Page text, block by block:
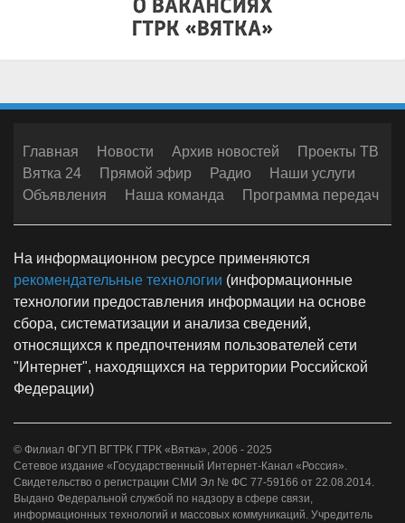
Главная Новости Архив новостей
Проекты ТВ
Вятка 24
Прямой эфир Радио
Наши услуги
Объявления
Наша команда Программа передач
На информационном ресурсе применяются
рекомендательные технологии (информационные
технологии предоставления информации на основе
сбора, систематизации и анализа сведений,
относящихся к предпочтениям пользователей сети
"Интернет", находящихся на территории Российской
Федерации)
© Филиал ФГУП ВГТРК ГТРК «Вятка», 2006 - 2025
Сетевое издание «Государственный Интернет-Канал «Россия».
Свидетельство о регистрации СМИ Эл № ФС 77-59166 от 22.08.2014.
Выдано Федеральной службой по надзору в сфере связи,
информационных технологий и массовых коммуникаций. Учредитель